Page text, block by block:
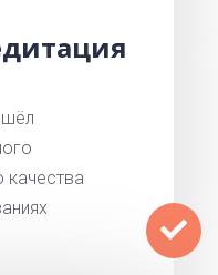
качества